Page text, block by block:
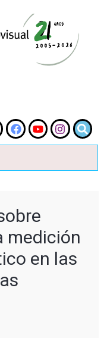
medición
en las